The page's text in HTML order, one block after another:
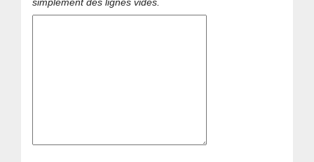
simplement des lignes vides.